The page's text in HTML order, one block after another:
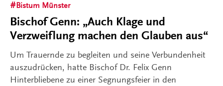
Bistum Münster
Bischof Genn: „Auch Klage und
Verzweiflung machen den Glauben aus“
Um Trauernde zu begleiten und seine Verbundenheit
auszudrücken, hatte Bischof Dr. Felix Genn
Hinterbliebene zu einer Segnungsfeier in den